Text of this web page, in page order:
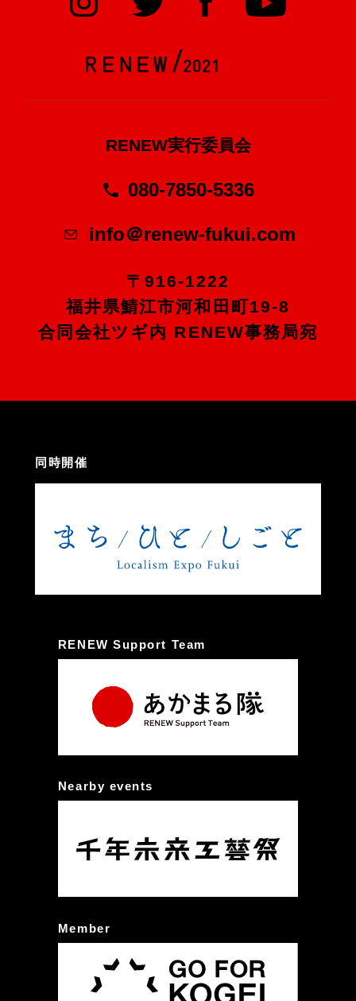
RENEW実行委員会
080-7850-5336
info＠renew-fukui.com
〒916-1222
福井県鯖江市河和田町19-8
合同会社ツギ内 RENEW事務局宛
同時開催
RENEW Support Team
Nearby events
Member